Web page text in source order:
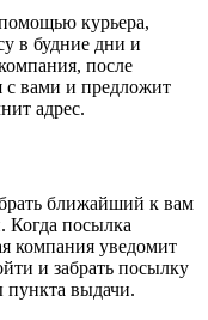
курьера,
в будние дни и
после
с вами и предложит
адрес.
ближайший к вам
Когда посылка
компания уведомит
и забрать посылку
пункта выдачи.